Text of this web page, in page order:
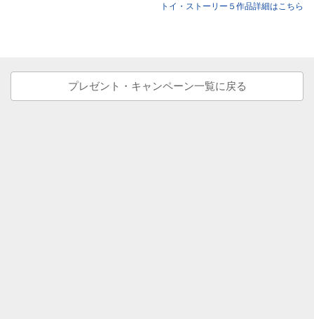
トイ・ストーリー５作品詳細はこちら
プレゼント・キャンペーン一覧に戻る